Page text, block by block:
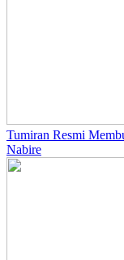
Tumiran Resmi
Nabire